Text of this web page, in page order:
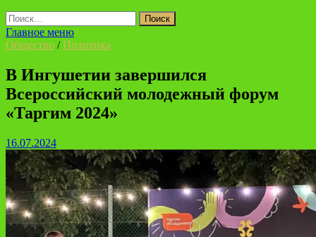
Найти:
Главное меню
Общество /Политика
В Ингушетии завершился
Всероссийский молодежный форум
«Таргим 2024»
16.07.2024